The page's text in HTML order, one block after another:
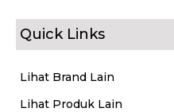
Quick Links
Lihat Brand Lain
Lihat Produk Lain